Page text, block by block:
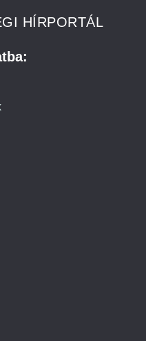
HÍRPORTÁL